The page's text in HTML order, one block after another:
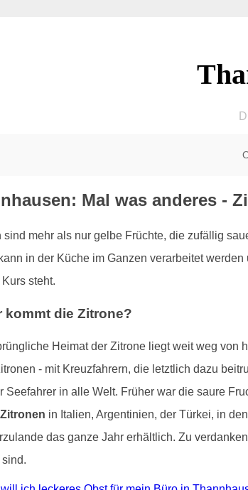
Mal was anderes -
sind mehr als nur gelbe Früchte, die zufällig
in der Küche im Ganzen verarbeitet
steht.
kommt die Zitrone?
Heimat der Zitrone liegt weit weg von
- mit Kreuzfahrern, die letztlich dazu
Seefahrer in alle Welt. Früher war die saure
Zitronen in Italien, Argentinien, der Türkei, in
das ganze Jahr erhältlich. Zu